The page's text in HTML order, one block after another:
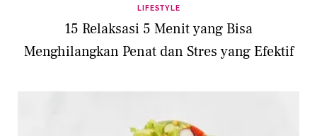
LIFESTYLE
15 Relaksasi 5 Menit yang Bisa
Menghilangkan Penat dan Stres yang Efektif